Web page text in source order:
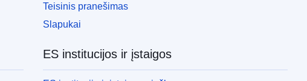
Teisinis pranešimas
Slapukai
ES institucijos ir įstaigos